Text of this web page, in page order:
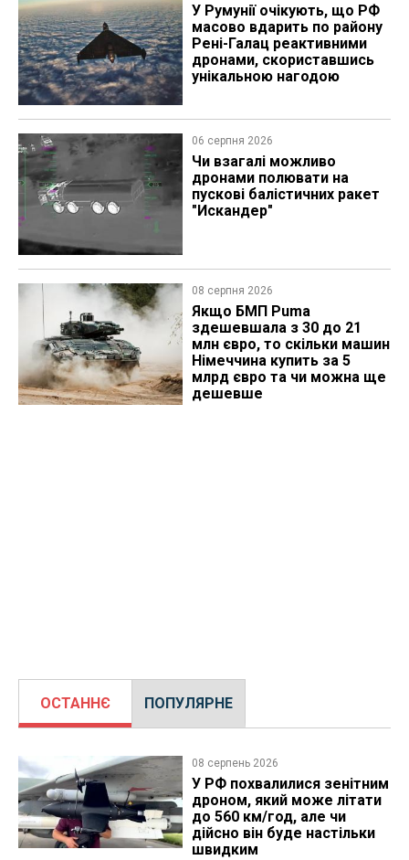
У Румунії очікують, що РФ
масово вдарить по району
Рені-Галац реактивними
дронами, скориставшись
унікальною нагодою
06 серпня 2026
Чи взагалі можливо
дронами полювати на
пускові балістичних ракет
"Искандер"
08 серпня 2026
Якщо БМП Puma
здешевшала з 30 до 21
млн євро, то скільки машин
Німеччина купить за 5
млрд євро та чи можна ще
дешевше
ОСТАННЄ ПОПУЛЯРНЕ
08 серпень 2026
У РФ похвалилися зенітним
дроном, який може літати
до 560 км/год, але чи
дійсно він буде настільки
швидким